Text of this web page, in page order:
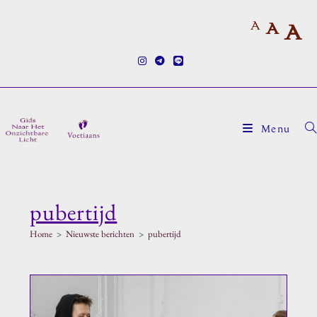
A A A
Menu
pubertijd
Home > Nieuwste berichten > pubertijd